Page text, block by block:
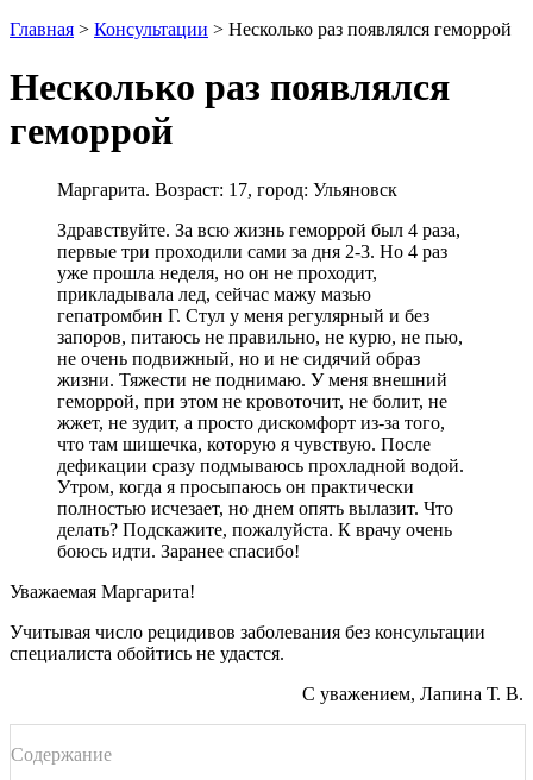
Главная > Консультации > Несколько раз появлялся геморрой
Несколько раз появлялся
геморрой
Маргарита. Возраст: 17, город: Ульяновск
Здравствуйте. За всю жизнь геморрой был 4 раза,
первые три проходили сами за дня 2-3. Но 4 раз
уже прошла неделя, но он не проходит,
прикладывала лед, сейчас мажу мазью
гепатромбин Г. Стул у меня регулярный и без
запоров, питаюсь не правильно, не курю, не пью,
не очень подвижный, но и не сидячий образ
жизни. Тяжести не поднимаю. У меня внешний
геморрой, при этом не кровоточит, не болит, не
жжет, не зудит, а просто дискомфорт из-за того,
что там шишечка, которую я чувствую. После
дефикации сразу подмываюсь прохладной водой.
Утром, когда я просыпаюсь он практически
полностью исчезает, но днем опять вылазит. Что
делать? Подскажите, пожалуйста. К врачу очень
боюсь идти. Заранее спасибо!
Уважаемая Маргарита!
Учитывая число рецидивов заболевания без консультации
специалиста обойтись не удастся.
С уважением, Лапина Т. В.
Содержание